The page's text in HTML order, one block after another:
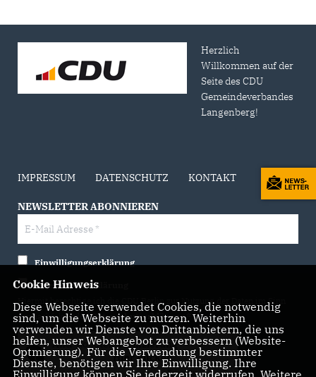
Herzlich
Willkommen auf der
Seite des CDU
Gemeindeverbandes
Langenberg!
IMPRESSUM DATENSCHUTZ KONTAKT
NEWSLETTER ABONNIEREN
Einwilligungserklärung
Datenschutzerklärung
Hiermit berechtige ich die CDU Berlin zur Nutzung der Daten im Sinn
der nachfolgendenDatenschutzerklärung.*
Anti-Roboter-Verifizierung
Hier klicken
FriendlyCaptcha ⇗
Cookie Hinweis
Diese Webseite verwendet Cookies, die notwendig
sind, um die Webseite zu nutzen. Weiterhin
verwenden wir Dienste von Drittanbietern, die uns
helfen, unser Webangebot zu verbessern (Website-
Optmierung). Für die Verwendung bestimmter
Dienste, benötigen wir Ihre Einwilligung. Ihre
Einwilligung können Sie jederzeit widerrufen. Weitere